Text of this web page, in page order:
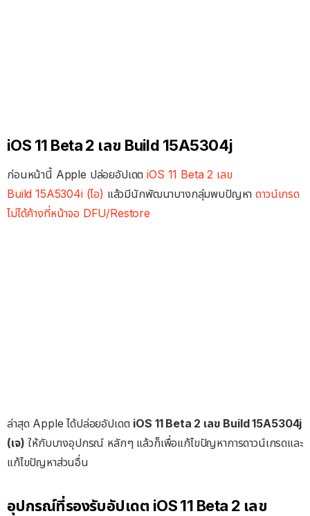
iOS 11 Beta 2 เลข Build 15A5304j
ก่อนหน้านี้ Apple ปล่อยอัปเดตiOS 11 Beta 2 เลข
Build 15A5304i (ไอ) แล้วมีนักพัฒนาบางกลุ่มพบปัญหาดาวน์เกรด
ไม่ได้ค้างที่หน้าจอ DFU/Restore
ล่าสุด Apple ได้ปล่อยอัปเดต iOS 11 Beta 2 เลข Build 15A5304j
(เจ) ให้กับบางอุปกรณ์ หลักๆ แล้วก็เพื่อแก้ไขปัญหาการดาวน์เกรดและ
แก้ไขปัญหาส่วนอื่น
อุปกรณ์ที่รองรับอัปเดต iOS 11 Beta 2 เลข